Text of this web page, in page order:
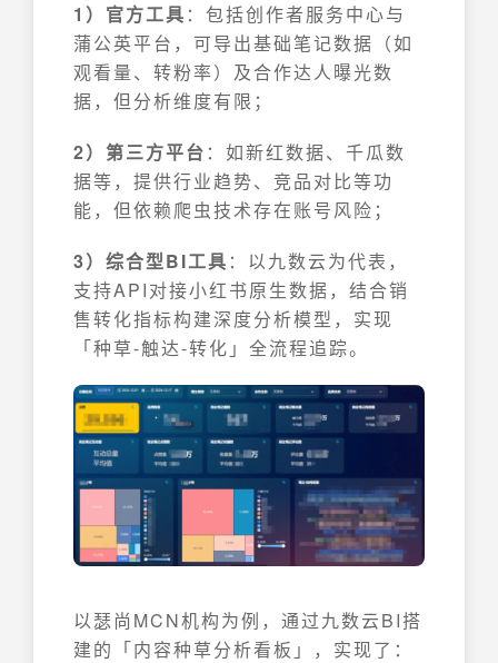
1）官方工具 ：包括创作者服务中心与
蒲公英平台，可导出基础笔记数据（如
观看量、转粉率）及合作达人曝光数
据，但分析维度有限；
2）第三方平台 ：如新红数据、千瓜数
据等，提供行业趋势、竞品对比等功
能，但依赖爬虫技术存在账号风险；
3）综合型BI工具 ：以九数云为代表，
支持API对接小红书原生数据，结合销
售转化指标构建深度分析模型，实现
「种草-触达-转化」全流程追踪。
以瑟尚MCN机构为例，通过九数云BI搭
建的「内容种草分析看板」，实现了：